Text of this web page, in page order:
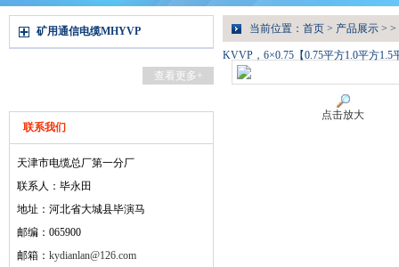
矿用通信电缆MHYVP
查看更多+
联系我们
天津市电缆总厂第一分厂
联系人：毕永田
地址：河北省大城县毕演马
邮编：065900
邮箱： kydianlan@126.com
当前位置： 首页 > 产品展示 > >
KVVP，6×0.75【0.75平方1.0平方
点击放大